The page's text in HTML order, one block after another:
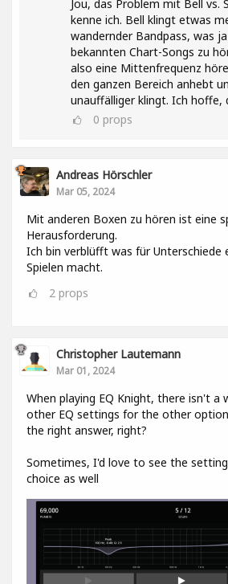
Jou, das Problem mit Bell vs.
kenne ich. Bell klingt etwas
wandernder Bandpass, was
bekannten Chart-Songs zu
also eine Mittenfrequenz
den ganzen Bereich anhebt
unauffälliger klingt. Ich hoffe,
0 props
Andreas Hörschler
Mar 05, 2024
Mit anderen Boxen zu hören ist eine
Herausforderung.
Ich bin verblüfft was für Unterschiede
Spielen macht.
2 props
Christopher Lautemann
Mar 01, 2024
When playing EQ Knight, there isn't a
other EQ settings for the other
the right answer, right?
Sometimes, I'd love to see the
choice as well